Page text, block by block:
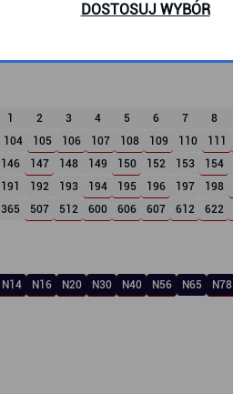
1 2 3 4 5 6 7 8
104 105 106 107 108 109 110 111
146 147 148 149 150 152 153 154
191 192 193 194 195 196 197 198
365 507 512 600 606 607 612 622
N14 N16 N20 N30 N40 N56 N65 N78
DOSTOSUJ WYBÓR